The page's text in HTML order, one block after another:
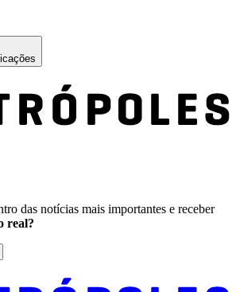
das notícias mais importantes e receber
real?